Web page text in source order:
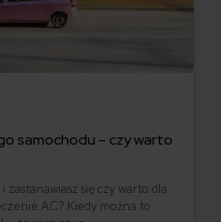
samochodu – czy warto
zastanawiasz się czy warto dla
AC? Kiedy można to